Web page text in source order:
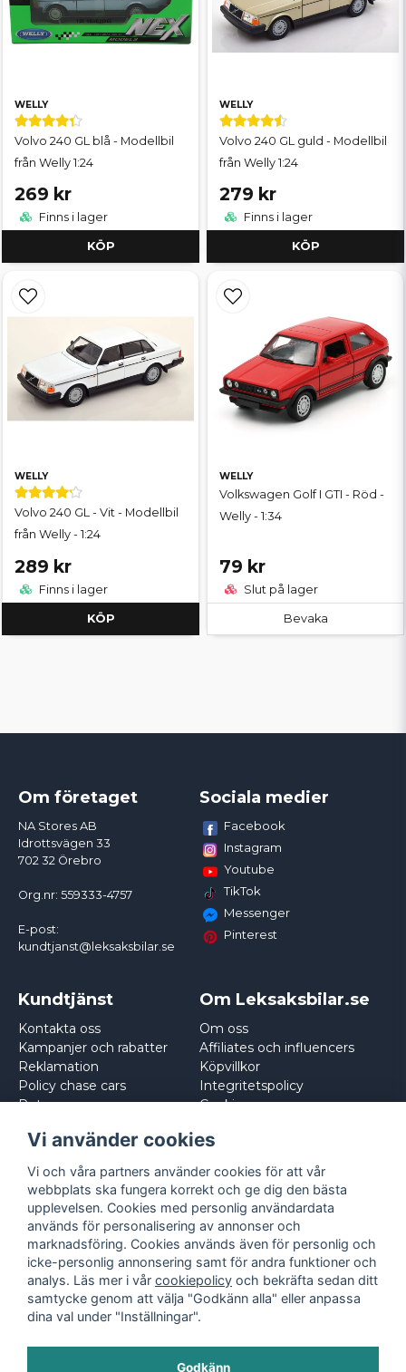
WELLY
Volvo 240 GL blå - Modellbil
från Welly 1:24
269 kr
Finns i lager
KÖP
WELLY
Volvo 240 GL guld - Modellbil
från Welly 1:24
279 kr
Finns i lager
KÖP
WELLY
Volvo 240 GL - Vit - Modellbil
från Welly - 1:24
289 kr
Finns i lager
KÖP
WELLY
Volkswagen Golf I GTI - Röd -
Welly - 1:34
79 kr
Slut på lager
Bevaka
Om företaget
NA Stores AB
Idrottsvägen 33
702 32 Örebro
Org.nr: 559333-4757
E-post:
kundtjanst@leksaksbilar.se
Sociala medier
Facebook
Instagram
Youtube
TikTok
Messenger
Pinterest
Kundtjänst
Kontakta oss
Kampanjer och rabatter
Reklamation
Policy chase cars
Returnera
Om Leksaksbilar.se
Om oss
Affiliates och influencers
Köpvillkor
Integritetspolicy
Cookies
Vi använder cookies
Vi och våra partners använder cookies för att vår
webbplats ska fungera korrekt och ge dig den bästa
upplevelsen. Cookies med personlig användardata
används för personalisering av annonser och
marknadsföring. Cookies används även för personlig och
icke-personlig annonsering samt för andra funktioner och
analys. Läs mer i vår cookiepolicy och bekräfta sedan ditt
samtycke genom att välja "Godkänn alla" eller anpassa
dina val under "Inställningar".
Godkänn